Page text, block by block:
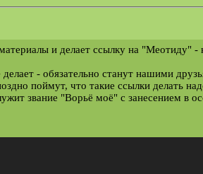
и делает ссылку на "Меотиду" -
делает - обязательно станут нашими
поймут, что такие ссылки делать
звание "Ворьё моё" с занесением в